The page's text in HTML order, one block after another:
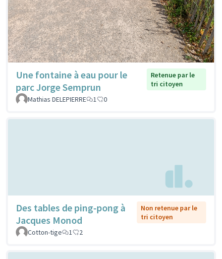
Une fontaine à eau pour le
parc Jorge Semprun
Retenue par le
tri citoyen
Mathias DELEPIERRE
1 0
Des tables de ping-pong à
Jacques Monod
Non retenue par le
tri citoyen
Cotton-tige
1 2